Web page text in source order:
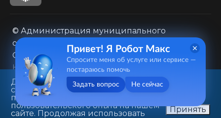
© Администрация муниципального
образования городского округа «Город
Саратов»
Контакты
Карта сайта
Политика в отношении обработки
персональных данных
410031, г. Саратов, ул. Первомайская, д. 78
Данный веб-сайт использует
cookie-файлы в целях
предоставления вам лучшего
пользовательского опыта на нашем
сайте. Продолжая использовать
Принять
Привет! Я Робот Макс
Спросите меня об услуге или сервисе —
постараюсь помочь
Задать вопрос Не сейчас